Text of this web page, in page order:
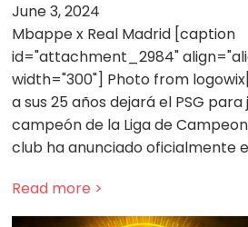
June 3, 2024
Mbappe x Real Madrid [caption
id="attachment_2984"
width="300"] Photo from
a sus 25 años dejará el PSG
campeón de la Liga de
club ha anunciado oficialmente
Read more >